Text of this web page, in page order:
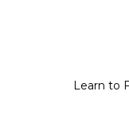
Learn to